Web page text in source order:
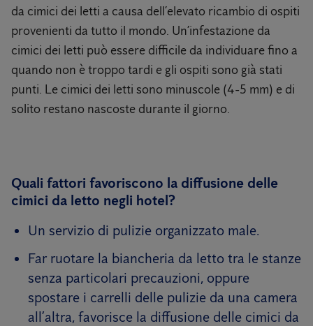
da cimici dei letti a causa dell’elevato ricambio di ospiti
provenienti da tutto il mondo. Un’infestazione da
cimici dei letti può essere difficile da individuare fino a
quando non è troppo tardi e gli ospiti sono già stati
punti. Le cimici dei letti sono minuscole (4-5 mm) e di
solito restano nascoste durante il giorno.
Quali fattori favoriscono la diffusione delle
cimici da letto negli hotel?
Un servizio di pulizie organizzato male.
Far ruotare la biancheria da letto tra le stanze
senza particolari precauzioni, oppure
spostare i carrelli delle pulizie da una camera
all’altra, favorisce la diffusione delle cimici da